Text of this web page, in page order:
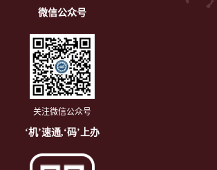
微信公众号
关注微信公众号
‘机’速通,‘码’上办